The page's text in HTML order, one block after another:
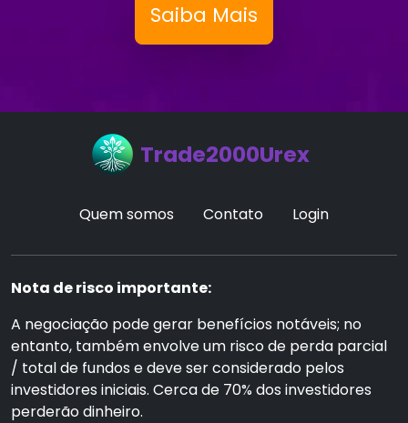
Saiba Mais
Trade2000Urex
Quem somos Contato Login
Nota de risco importante:
A negociação pode gerar benefícios notáveis; no
entanto, também envolve um risco de perda parcial
/ total de fundos e deve ser considerado pelos
investidores iniciais. Cerca de 70% dos investidores
perderão dinheiro.